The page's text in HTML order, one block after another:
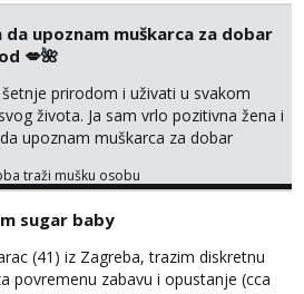
da upoznam muškarca za dobar
💋🌺
prirodom i uživati u svakom
života. Ja sam vrlo pozitivna žena i
upoznam muškarca za dobar
ispod i nadji me tamo, cekam te!
traži mušku osobu
sugar baby
(41) iz Zagreba, trazim diskretnu
povremenu zabavu i opustanje (cca